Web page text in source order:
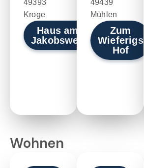
49393
Kroge
Haus am
Jakobsweg
49439
Mühlen
Zum
Wieferigs
Hof
Wohnen